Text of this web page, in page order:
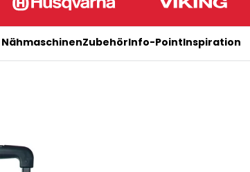
NähmaschinenZubehörInfo-PointInspiration